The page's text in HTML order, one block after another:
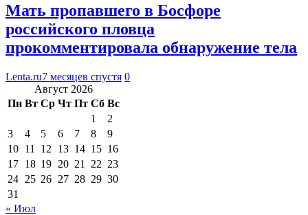
Мать пропавшего в Босфоре
российского пловца
прокомментировала обнаружение тела
Lenta.ru7 месяцев спустя 0
Август 2026
Пн Вт Ср Чт Пт Сб Вс
1
2
3
4 5 6 7 8
9
10 11 12 13 14 15 16
17 18 19 20 21 22 23
24 25 26 27 28 29 30
31
« Июл